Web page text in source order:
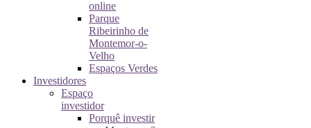
online
Parque
Ribeirinho de
Montemor-o-
Velho
Espaços Verdes
Investidores
Espaço
investidor
Porquê investir